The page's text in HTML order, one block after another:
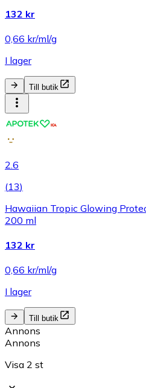
132 kr
0,66 kr/ml/g
I lager
Till butik
2.6
(13)
Hawaiian Tropic Glowing
200 ml
132 kr
0,66 kr/ml/g
I lager
Till butik
Annons
Annons
Visa 2 st